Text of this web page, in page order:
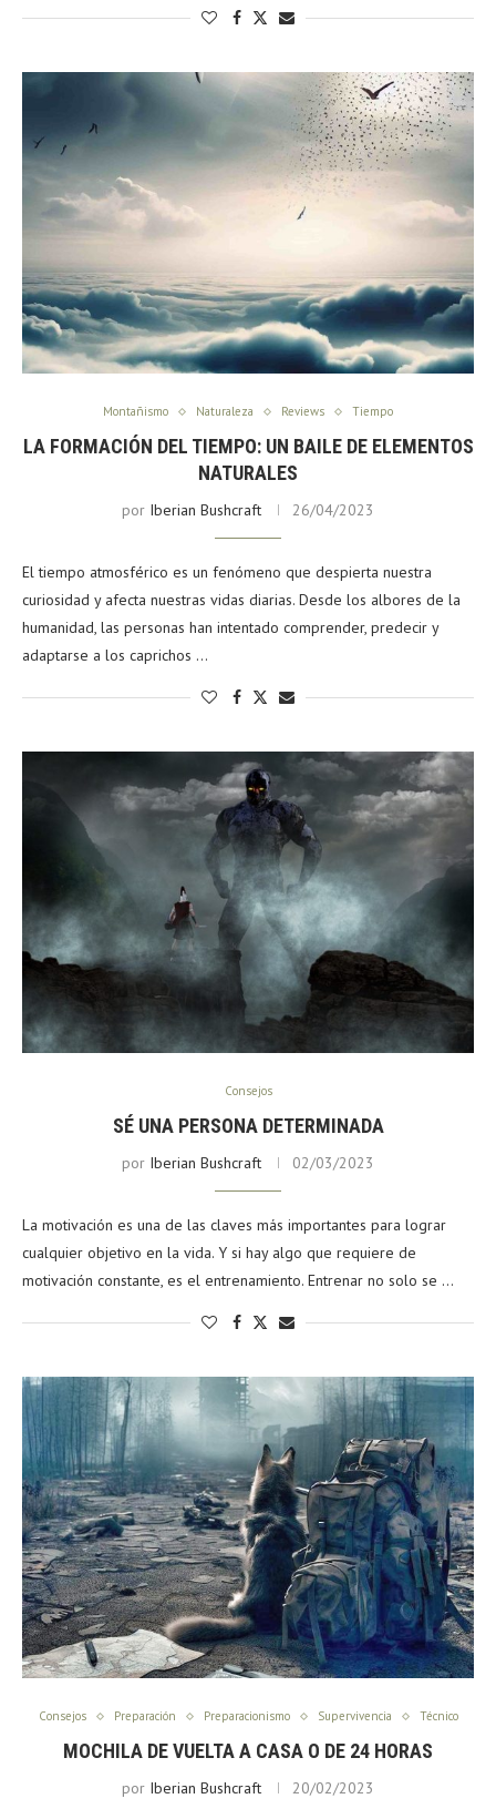
Montañismo Naturaleza Reviews Tiempo
LA FORMACIÓN DEL TIEMPO: UN BAILE DE ELEMENTOS
NATURALES
por Iberian Bushcraft 26/04/2023
El tiempo atmosférico es un fenómeno que despierta nuestra
curiosidad y afecta nuestras vidas diarias. Desde los albores de la
humanidad, las personas han intentado comprender, predecir y
adaptarse a los caprichos …
Consejos
SÉ UNA PERSONA DETERMINADA
por Iberian Bushcraft 02/03/2023
La motivación es una de las claves más importantes para lograr
cualquier objetivo en la vida. Y si hay algo que requiere de
motivación constante, es el entrenamiento. Entrenar no solo se …
Consejos Preparación Preparacionismo Supervivencia Técnico
MOCHILA DE VUELTA A CASA O DE 24 HORAS
por Iberian Bushcraft 20/02/2023